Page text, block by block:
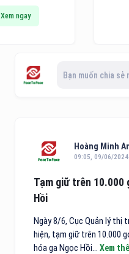
mới tích hợp
vải thông
pháp công
việc chăm
Xem ngay
Á -
vinh
Bạn muốn chia sẻ
Hoàng Minh
09:05, 09/06/2024
Tạm giữ trên 10.000
Hồi
Ngày 8/6, Cục Quản lý thị
hiện, tạm giữ trên 10.000
hóa ga Ngọc Hồi... Xem